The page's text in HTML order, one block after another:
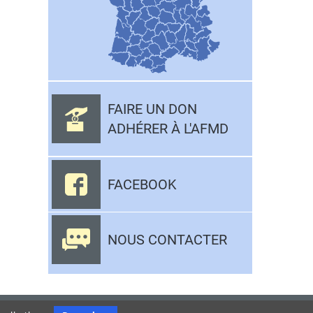
FAIRE UN DON
ADHÉRER À L'AFMD
FACEBOOK
NOUS CONTACTER